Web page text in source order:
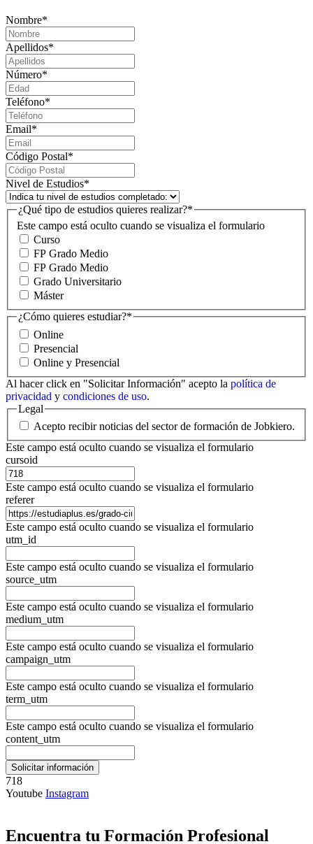
Nombre*
Apellidos*
Número*
Teléfono*
Email*
Código Postal*
Nivel de Estudios*
Este campo está oculto cuando se visualiza el formulario
¿Qué tipo de estudios quieres realizar?*
Curso
FP Grado Medio
FP Grado Medio
Grado Universitario
Máster
¿Cómo quieres estudiar?*
Online
Presencial
Online y Presencial
Al hacer click en "Solicitar Información" acepto la política de
privacidad y condiciones de uso.
Legal
Acepto recibir noticias del sector de formación de Jobkiero.
Este campo está oculto cuando se visualiza el formulario
cursoid
Este campo está oculto cuando se visualiza el formulario
referer
Este campo está oculto cuando se visualiza el formulario
utm_id
Este campo está oculto cuando se visualiza el formulario
source_utm
Este campo está oculto cuando se visualiza el formulario
medium_utm
Este campo está oculto cuando se visualiza el formulario
campaign_utm
Este campo está oculto cuando se visualiza el formulario
term_utm
Este campo está oculto cuando se visualiza el formulario
content_utm
718
Youtube Instagram
Encuentra tu Formación Profesional